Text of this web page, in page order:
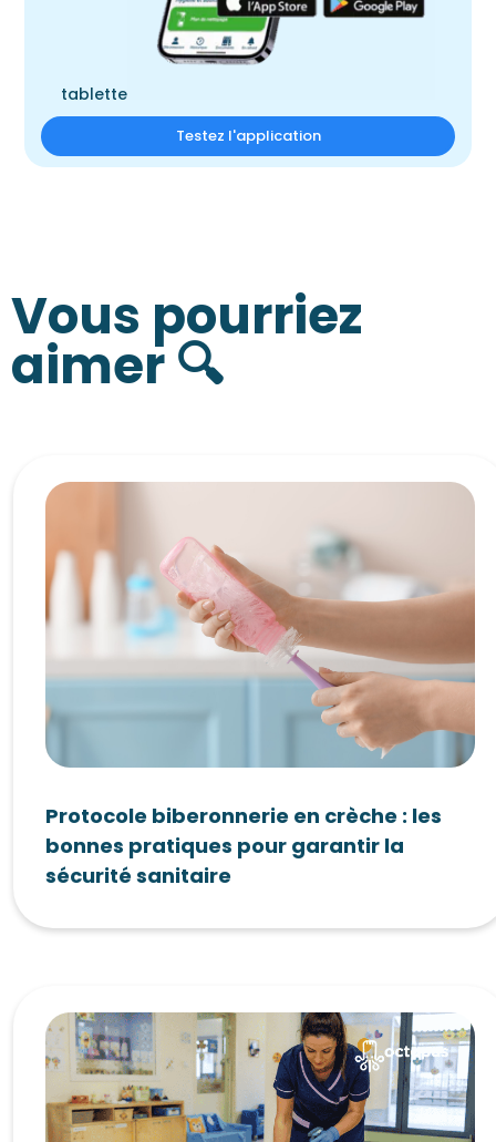
tablette
Testez l'application
Vous pourriez
aimer 🔍
Protocole biberonnerie en crèche : les
bonnes pratiques pour garantir la
sécurité sanitaire